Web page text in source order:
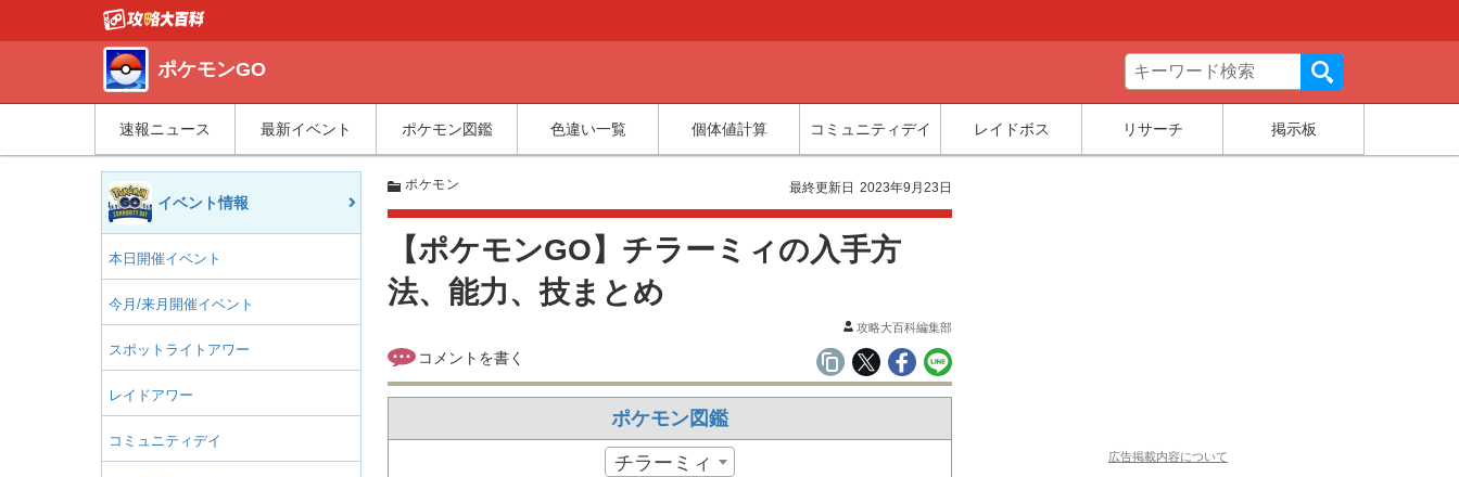
ポケモンGO
速報ニュース 最新イベント ポケモン図鑑 色違い一覧 個体値計算 コミュニティデイ レイドボス リサーチ 掲示板
イベント情報
本日開催イベント
今月/来月開催イベント
スポットライトアワー
レイドアワー
コミュニティデイ
ポケモン 最終更新日 2023年9月23日
【ポケモンGO】チラーミィの入手方
法、能力、技まとめ
攻略大百科編集部
ポケモン図鑑
チラーミィ 広告掲載内容について